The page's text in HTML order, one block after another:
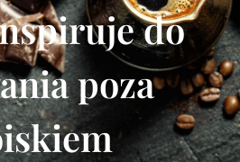
do
poza